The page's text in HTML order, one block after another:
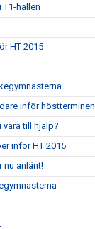
hallen
HT 2015
inför höstterminen
vara till hjälp?
inför HT 2015
nu anlänt!